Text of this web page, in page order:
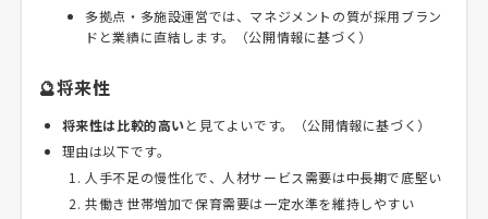
多拠点・多施設運営では、マネジメントの質が採用ブラン
ドと業績に直結します。（公開情報に基づく）
🔮将来性
将来性は比較的高いと見てよいです。（公開情報に基づく）
理由は以下です。
人手不足の慢性化で、人材サービス需要は中長期で底堅い
共働き世帯増加で保育需要は一定水準を維持しやすい